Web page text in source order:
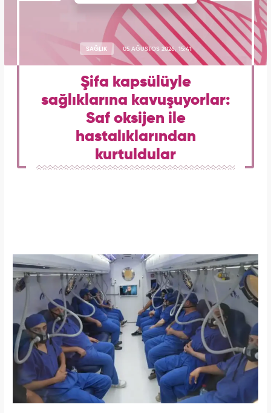
SAĞLIK 05 AĞUSTOS 2026, 15:41
Şifa kapsülüyle
sağlıklarına kavuşuyorlar:
Saf oksijen ile
hastalıklarından
kurtuldular